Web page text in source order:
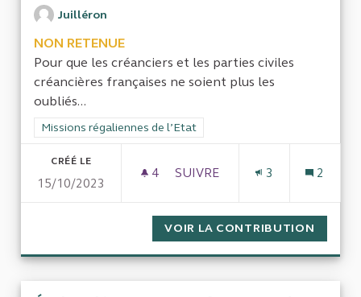
Juilléron
NON RETENUE
Pour que les créanciers et les parties civiles
créancières françaises ne soient plus les
oubliés...
Filtrer les résultats de la catégorie : Missions régaliennes de
Missions régaliennes de l’Etat
CRÉÉ LE
15/10/2023
4 4 ABONNÉS
SUIVRE
3 2
VOIR LA CONTRIBUTION